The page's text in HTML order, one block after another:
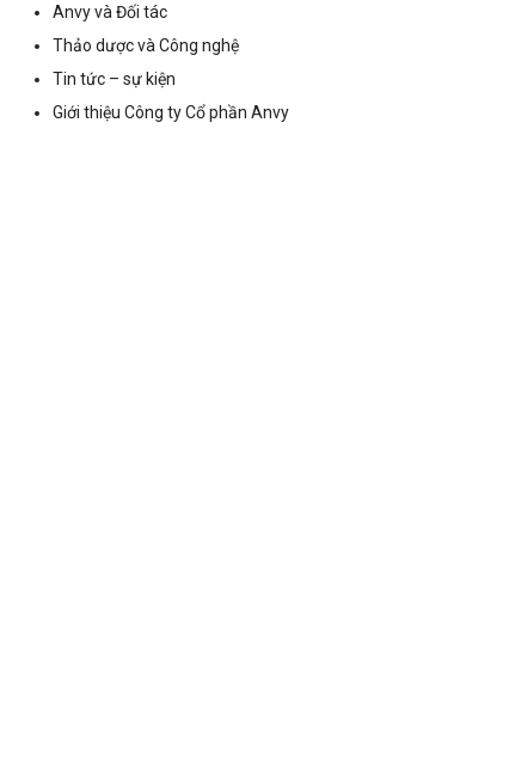
Anvy và Đối tác
Thảo dược và Công nghệ
Tin tức – sự kiện
Giới thiệu Công ty Cổ phần Anvy